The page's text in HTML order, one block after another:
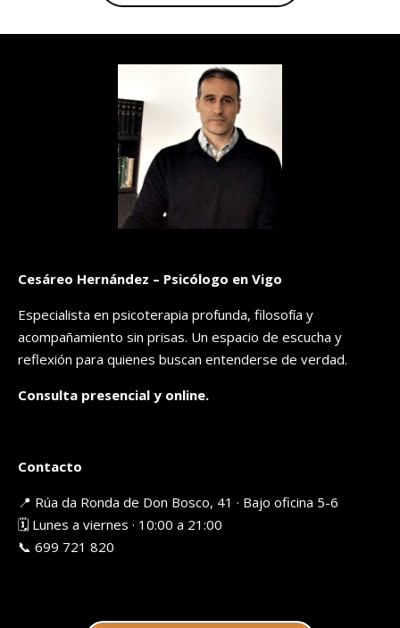
Cesáreo Hernández – Psicólogo en Vigo
Especialista en psicoterapia profunda, filosofía y
acompañamiento sin prisas. Un espacio de escucha y
reflexión para quienes buscan entenderse de verdad.
Consulta presencial y online.
Contacto
📍 Rúa da Ronda de Don Bosco, 41 · Bajo oficina 5-6
🗓️ Lunes a viernes · 10:00 a 21:00
📞 699 721 820